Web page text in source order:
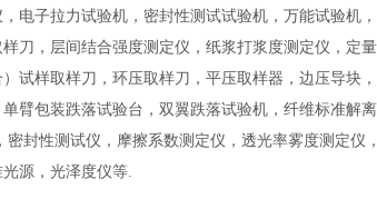
电子拉力试验机，密封性测试试验机，万能试验机
刀，层间结合强度测定仪，纸浆打浆度测定仪，定量
试样取样刀，环压取样刀，平压取样器，边压导块
臂包装跌落试验台，双翼跌落试验机，纤维标准解
密封性测试仪，摩擦系数测定仪，透光率雾度测定仪
源，光泽度仪等.